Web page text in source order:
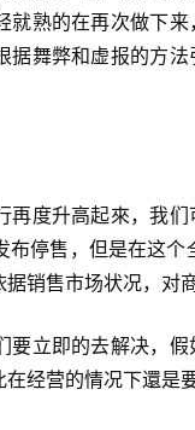
就熟的在再次做下
据舞弊和虚报的方
再度升高起來，我
停售，但是在这
销售市场状况，对
要立即的去解决，
经营的情况下還是